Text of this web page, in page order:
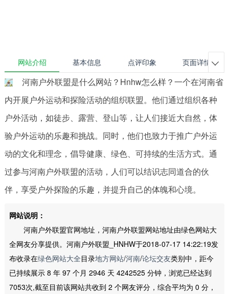
网站介绍 基本信息 点评印象 页面详情 
河南户外联盟是什么网站？Hnhw怎么样？一个在河南省
内开展户外运动和探险活动的组织联盟。他们通过组织各种
户外活动，如徒步、露营、登山等，让人们接近大自然，体
验户外运动的乐趣和挑战。同时，他们也致力于推广户外运
动的文化和理念，倡导健康、绿色、可持续的生活方式。通
过参与河南户外联盟的活动，人们可以结识志同道合的伙
伴，享受户外探险的乐趣，并提升自己的体魄和心境。
网站说明：
河南户外联盟官网地址，河南户外联盟网站地址由绿色网站大
全网友分享提供。河南户外联盟_HNHW于2018-07-17 14:22:19发
布收录在绿色网站大全目录地方网站/河南/论坛交友类别中，距今
已持续展示 8 年 97 个月 2946 天 4242525 分钟，浏览已经达到
7053次,截至目前该网站共收到 2 个网友评分，综合平均为 0 分，